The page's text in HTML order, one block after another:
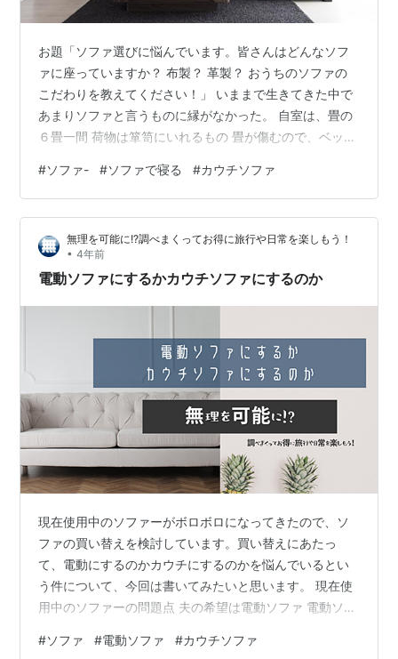
お題「ソファ選びに悩んでいます。皆さんはどんなソフ
ァに座っていますか？ 布製？ 革製？ おうちのソファの
こだわりを教えてください！」 いままで生きてきた中で
あまりソファと言うものに縁がなかった。 自室は、畳の
６畳一間 荷物は箪笥にいれるもの 畳が傷むので、ベット
たソファは カウチソファ なんでいままで買わなかったの
か、、 なんでいままで持っていなかったのか、、、、 カ
ウチソファを買って、今までの日々を後悔しました。
【Amazon限定ブランド】ソファ 3人掛け カウチ L字 ソ
ファー 3人かけ そふぁ そふぁー MolaFGY st4094…
#ソファ- #ソファで寝る #カウチソファ
無理を可能に!?調べまくってお得に旅行や日常を楽しもう！
• 4年前
電動ソファにするかカウチソファにするのか
現在使用中のソファーがボロボロになってきたので、ソ
ファの買い替えを検討しています。買い替えにあたっ
て、電動にするのかカウチにするのかを悩んでいるとい
う件について、今回は書いてみたいと思います。 現在使
用中のソファーの問題点 夫の希望は電動ソファ 電動ソフ
調べる程カウチソファの方が良さげに… 最後に 現在使用
#ソファ #電動ソファ #カウチソファ